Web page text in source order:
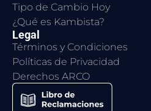
Tipo de Cambio Hoy
¿Qué es Kambista?
Legal
Términos y Condiciones
Políticas de Privacidad
Derechos ARCO